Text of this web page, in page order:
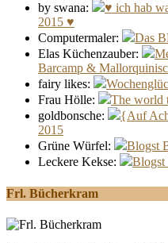
by swana:
♥ ich hab
2015 ♥
Computermaler:
Das
Elas Küchenzauber:
Barcamp &
fairy likes:
Frau Hölle:
The world
goldbonsche:
{Auf
2015
Grüne Würfel:
Blogst
Leckere Kekse:
Blogst
Frl. Bücherkram